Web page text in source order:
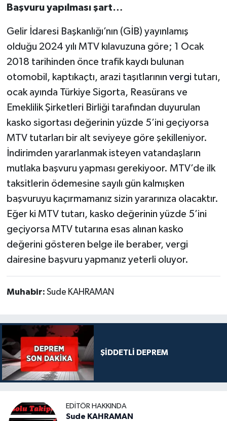
Başvuru yapılması şart…
Gelir İdaresi Başkanlığı’nın (GİB) yayınlamış
olduğu 2024 yılı MTV kılavuzuna göre; 1 Ocak
2018 tarihinden önce trafik kaydı bulunan
otomobil, kaptıkaçtı, arazi taşıtlarının vergi tutarı,
ocak ayında Türkiye Sigorta, Reasürans ve
Emeklilik Şirketleri Birliği tarafından duyurulan
kasko sigortası değerinin yüzde 5’ini geçiyorsa
MTV tutarları bir alt seviyeye göre şekilleniyor.
İndirimden yararlanmak isteyen vatandaşların
mutlaka başvuru yapması gerekiyoor. MTV’de ilk
taksitlerin ödemesine sayılı gün kalmışken
başvuruyu kaçırmamanız sizin yararınıza olacaktır.
Eğer ki MTV tutarı, kasko değerinin yüzde 5’ini
geçiyorsa MTV tutarına esas alınan kasko
değerini gösteren belge ile beraber, vergi
dairesine başvuru yapmanız yeterli oluyor.
Muhabir: Sude KAHRAMAN
ŞİDDETLİ DEPREM
EDITÖR HAKKINDA
Sude KAHRAMAN